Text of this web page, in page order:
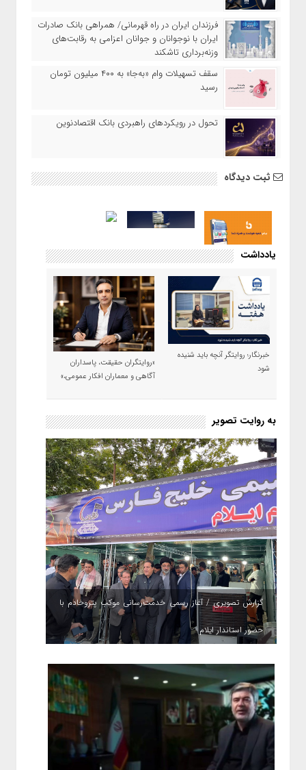
​فرزندان ایران در راه قهرمانی/ همراهی بانک صادرات
ایران با نوجوانان و جوانان اعزامی به رقابت‌های
وزنه‌برداری تاشکند
سقف تسهیلات وام «به‌جا» به ۴۰۰ میلیون تومان
رسید
تحول در رویکردهای راهبردی بانک اقتصادنوین
ثبت دیدگاه
یادداشت
خبرنگار؛ روایتگر آنچه باید شنیده
شود
«روایتگران حقیقت، پاسداران
آگاهی و معماران افکار عمومی،»
به روایت تصویر
گزارش تصویری / آغاز رسمی خدمت‌رسانی موکب پتروخادم با
حضور استاندار ایلام